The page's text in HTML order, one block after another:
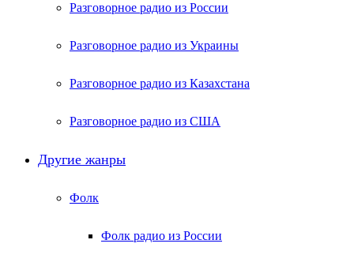
Разговорное радио из России
Разговорное радио из Украины
Разговорное радио из Казахстана
Разговорное радио из США
Другие жанры
Фолк
Фолк радио из России